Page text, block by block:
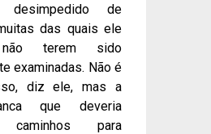
de
das quais ele
não terem sido
examinadas. Não é
diz ele, mas a
que deveria
caminhos para